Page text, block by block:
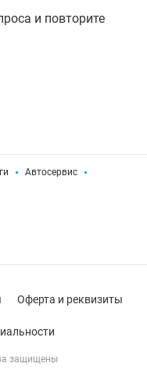
и повторите
Автосервис
защищены
Оферта и реквизиты